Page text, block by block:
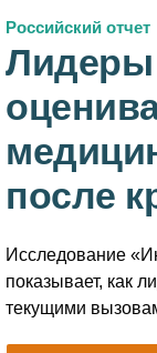
Российский отчет
Лидеры
после
Исследование
показывает, как
текущими